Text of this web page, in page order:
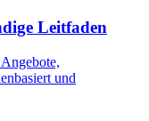
Leitfaden
und